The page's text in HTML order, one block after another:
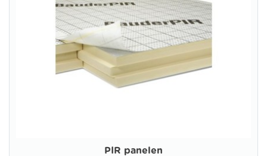
PIR panelen